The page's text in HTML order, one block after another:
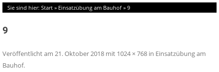
Sie sind hier: Start » Einsatzübung am Bauhof » 9
9
Veröffentlicht am 21. Oktober 2018 mit 1024 × 768 in Einsatzübung am
Bauhof.